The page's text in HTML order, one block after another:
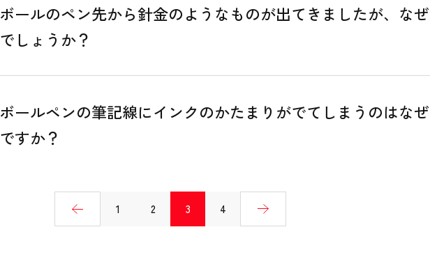
ボールのペン先から針金のようなものが出てきましたが、なぜ
でしょうか？
ボールペンの筆記線にインクのかたまりがでてしまうのはなぜ
ですか？
1 2 3 4